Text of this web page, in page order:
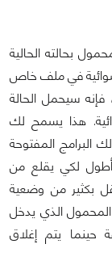
بحالته الحالية
في ملف خاص
سيحمل الحالة
هذا يسمح لك
البرامج المفتوحة
أطول لكي يقلع من
بكثير من وضعية
الذي يدخل
حينما يتم إغلاق